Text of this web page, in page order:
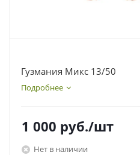
Гузмания Микс 13/50
Подробнее
1 000 руб./шт
Нет в наличии